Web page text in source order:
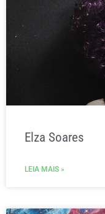
Elza Soares
LEIA MAIS »